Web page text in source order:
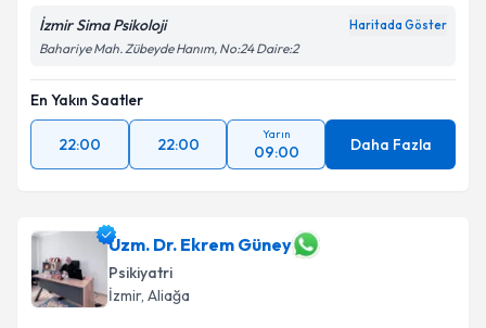
İzmir Sima Psikoloji Haritada Göster
Bahariye Mah. Zübeyde Hanım, No:24 Daire:2
En Yakın Saatler
22:00 22:00
Yarın
09:00 Daha Fazla
Uzm. Dr. Ekrem Güney
Psikiyatri
İzmir, Aliağa